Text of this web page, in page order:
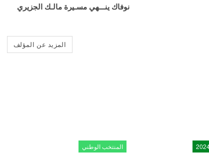
نوفاك ينـــهي مسـيرة مالـك الجزيري
المزيد عن المؤلف
المنتخب الوطني